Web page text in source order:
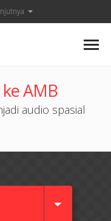
AMB
audio spasial